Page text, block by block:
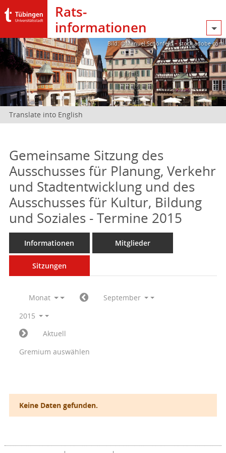
Rats­
informationen
Bild: @Manuel Schönfeld – stock.adobe.com
Translate into English
Gemeinsame Sitzung des
Ausschusses für Planung, Verkehr
und Stadtentwicklung und des
Ausschusses für Kultur, Bildung
und Soziales - Termine 2015
Informationen Mitglieder
Sitzungen
Monat
September
2015
Aktuell
Gremium auswählen
Keine Daten gefunden.